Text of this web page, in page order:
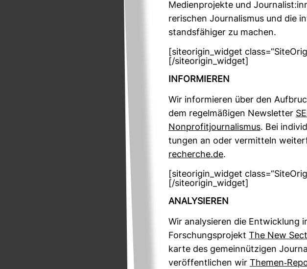
Medi­en­pro­jekte und
re­ri­schen Jour­na­lismus und die
stands­fä­higer zu machen.
[siteorigin_widget
[/siteorigin_widget]
INFOR­MIEREN
Wir infor­mieren über den
dem regel­mä­ßigen News­letter
Non­pro­fit­jour­na­lismus. Bei
tungen an oder ver­mit­teln
re­cherche.de.
[siteorigin_widget
[/siteorigin_widget]
ANA­LY­SIEREN
Wir ana­ly­sieren die Ent­wick­lung
For­schungs­pro­jekt The New
karte des gemein­nüt­zigen
ver­öf­fent­li­chen wir Themen-​